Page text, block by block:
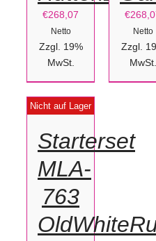
€268,07
Netto
Zzgl. 19%
MwSt.
€
Netto
Zzgl.
MwSt.
Nicht auf Lager
DETAILS
Starterset
MLA-
763